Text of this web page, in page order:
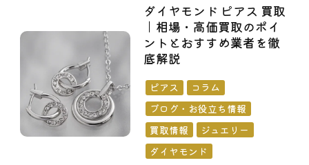
ダイヤモンド ピアス 買取
｜相場・高価買取のポイ
ントとおすすめ業者を徹
底解説
ピアス
コラム
ブログ・お役立ち情報
買取情報
ジュエリー
ダイヤモンド